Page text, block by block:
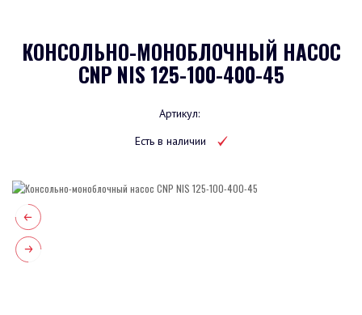
КОНСОЛЬНО-МОНОБЛОЧНЫЙ НАСОС
CNP NIS 125-100-400-45
Артикул:
Есть в наличии